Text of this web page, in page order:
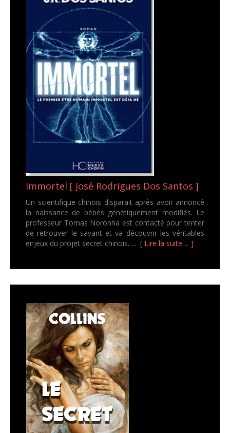
Immortel [ José Rodrigues Dos Santos ]
Un scientifique chinois disparait après avoir annoncé
la naissance de bébés génétiquement modifiés. Le
professeur Tomas Noronha est contacté pour tenter
de retrouver le savant et va découvrir les véritables
enjeux du projet secret chinois. ... [ Lire la suite ... ]